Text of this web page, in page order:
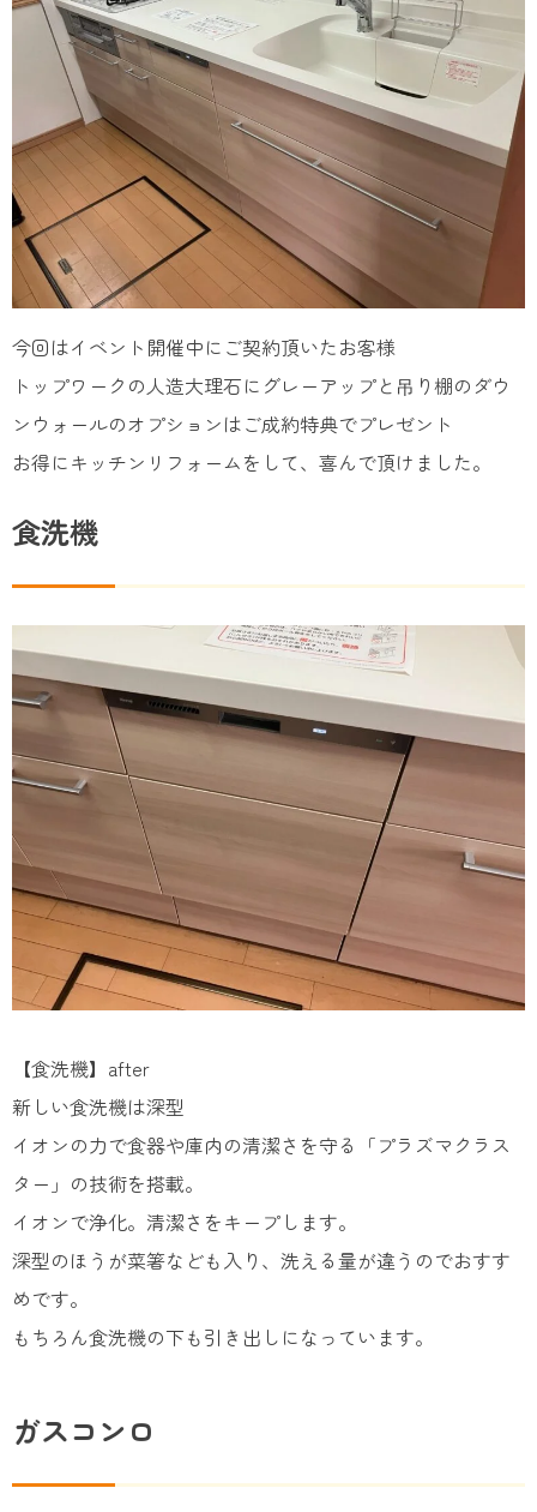
今回はイベント開催中にご契約頂いたお客様
トップワークの人造大理石にグレーアップと吊り棚のダウ
ンウォールのオプションはご成約特典でプレゼント
お得にキッチンリフォームをして、喜んで頂けました。
食洗機
【食洗機】after
新しい食洗機は深型
イオンの力で食器や庫内の清潔さを守る「プラズマクラス
ター」の技術を搭載。
イオンで浄化。清潔さをキープします。
深型のほうが菜箸なども入り、洗える量が違うのでおすす
めです。
もちろん食洗機の下も引き出しになっています。
ガスコンロ